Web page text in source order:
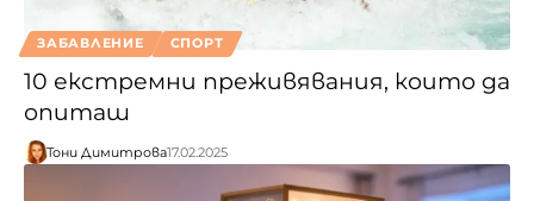
ЗАБАВЛЕНИЕ СПОРТ
10 екстремни преживявания, които да
опиташ
Тони Димитрова17.02.2025